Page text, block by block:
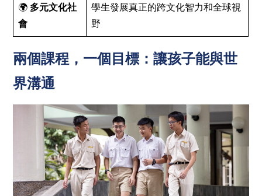
🌍 多元文化社
會
學生發展真正的跨文化智力和全球視
野
兩個課程，一個目標：讓孩子能與世
界溝通